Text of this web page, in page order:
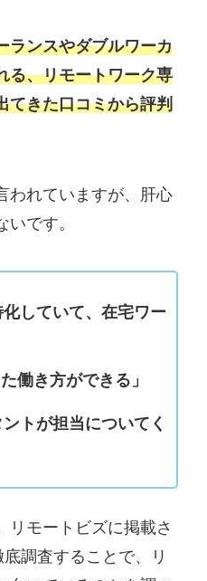
ランスやダブルワーカ
る、リモートワーク専
てきた口コミから評判
われていますが、肝心
です。
化していて、在宅ワー
働き方ができる」
ントが担当についてく
リモートビズに掲載さ
調査することで、リ